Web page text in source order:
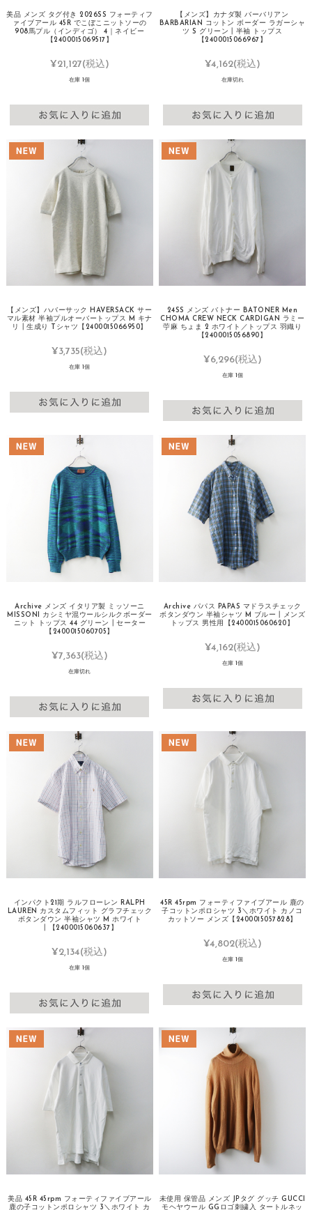
美品 メンズ タグ付き 2026SS フォーティフ
ァイブアール 45R でこぼこニットソーの
908馬プル（インディゴ） 4｜ネイビー
【2400015069517】
¥21,127(税込)
在庫 1個
【メンズ】カナダ製 バーバリアン
BARBARIAN コットン ボーダー ラガーシャ
ツ S グリーン┃半袖 トップス
【2400015066967】
¥4,162(税込)
在庫切れ
【メンズ】ハバーサック HAVERSACK サー
マル素材 半袖プルオーバートップス M キナ
リ┃生成り Tシャツ【2400015066950】
¥3,735(税込)
在庫 1個
24SS メンズ バトナー BATONER Men
CHOMA CREW NECK CARDIGAN ラミー
苧麻 ちょま 2 ホワイト／トップス 羽織り
【2400015056890】
¥6,296(税込)
在庫 1個
Archive メンズ イタリア製 ミッソーニ
MISSONI カシミヤ混ウールシルクボーダー
ニット トップス 44 グリーン┃セーター
【2400015060705】
¥7,363(税込)
在庫切れ
Archive パパス PAPAS マドラスチェック
ボタンダウン 半袖シャツ M ブルー┃メンズ
トップス 男性用【2400015060620】
¥4,162(税込)
在庫 1個
インパクト21期 ラルフローレン RALPH
LAUREN カスタムフィット グラフチェック
ボタンダウン 半袖シャツ M ホワイト
┃【2400015060637】
¥2,134(税込)
在庫 1個
45R 45rpm フォーティファイブアール 鹿の
子コットンポロシャツ 3＼ホワイト カノコ
カットソー メンズ【2400015057828】
¥4,802(税込)
在庫 1個
美品 45R 45rpm フォーティファイブアール
鹿の子コットンポロシャツ 3＼ホワイト カ
未使用 保管品 メンズ JPタグ グッチ GUCCI
モヘヤウール GGロゴ刺繍入 タートルネッ